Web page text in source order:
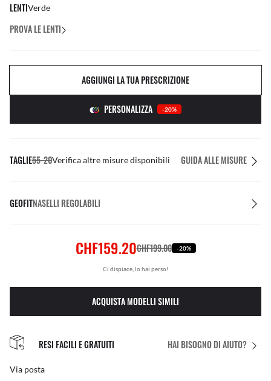
LENTIVerde
PROVA LE LENTI
AGGIUNGI LA TUA PRESCRIZIONE
PERSONALIZZA -20%
TAGLIE55-20Verifica altre misure disponibili GUIDA ALLE MISURE
GEOFITNASELLI REGOLABILI
CHF159.20CHF199.00 -20%
Ci dispiace, lo hai perso!
ACQUISTA MODELLI SIMILI
HAI BISOGNO DI AIUTO?
RESI FACILI E GRATUITI
Via posta